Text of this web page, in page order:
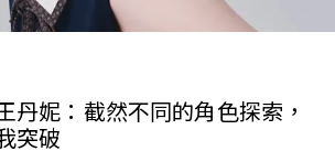
丹妮：截然不同的角色探索，
突破